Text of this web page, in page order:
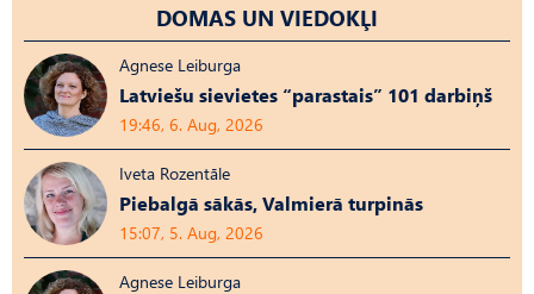
DOMAS UN VIEDOKĻI
Agnese Leiburga
Latviešu sievietes “parastais” 101 darbiņš
19:46, 6. Aug, 2026
Iveta Rozentāle
Piebalgā sākās, Valmierā turpinās
15:07, 5. Aug, 2026
Agnese Leiburga